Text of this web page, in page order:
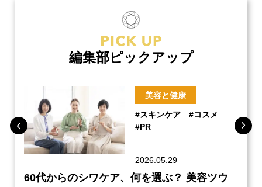
編集部ピックアップ
美容と健康
#スキンケア
#コスメ
#PR
2026.05.29
60代からのシワケア、何を選ぶ？ 美容ツウ